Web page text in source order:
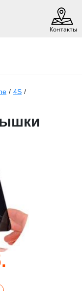
Контакты
/ 4S /